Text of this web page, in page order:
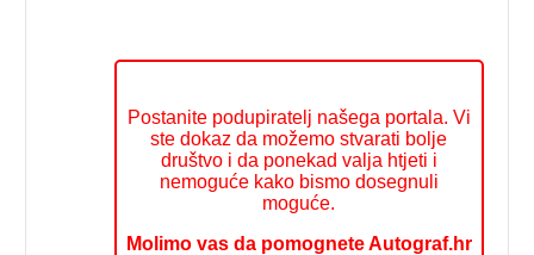
Postanite podupiratelj našega portala. Vi
ste dokaz da možemo stvarati bolje
društvo i da ponekad valja htjeti i
nemoguće kako bismo dosegnuli
moguće.
Molimo vas da pomognete Autograf.hr